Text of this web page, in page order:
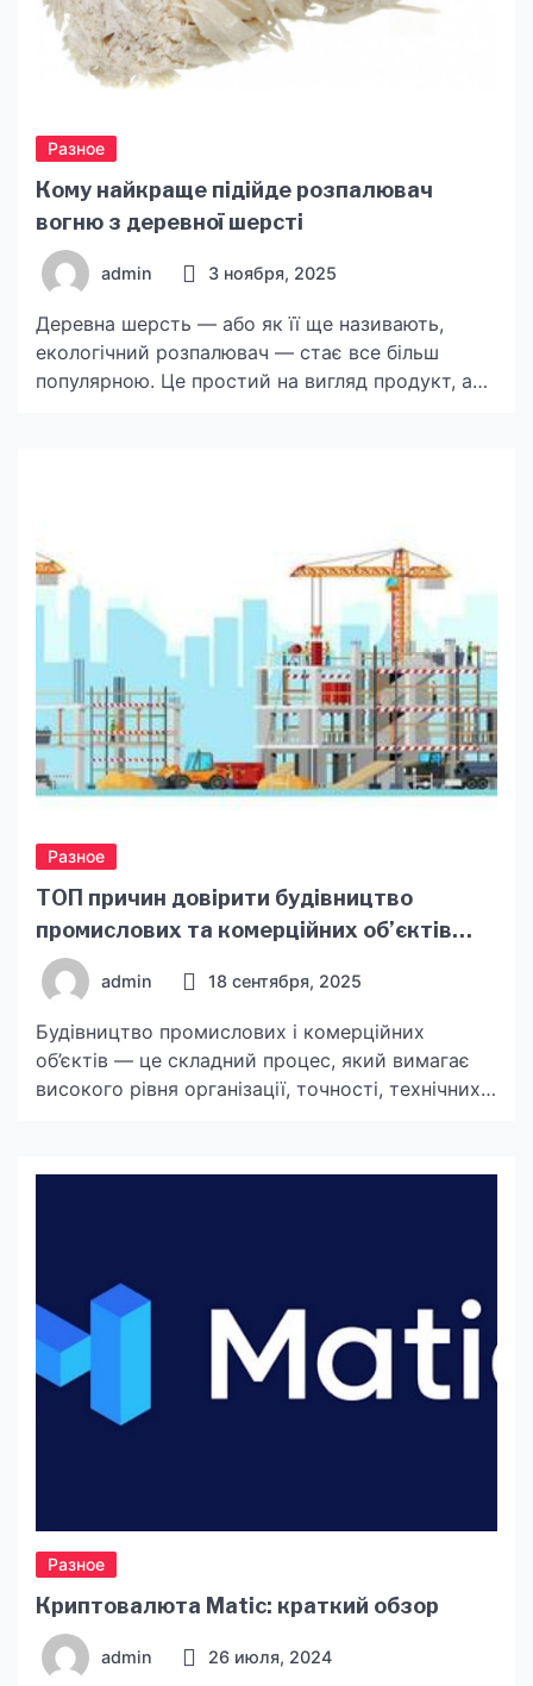
Разное
Кому найкраще підійде розпалювач
вогню з деревної шерсті
admin 3 ноября, 2025
Деревна шерсть — або як її ще називають,
екологічний розпалювач — стає все більш
популярною. Це простий на вигляд продукт, але
ж вона підійде найкраще? Туристам і
мандрівникам Для тих, […]
Разное
ТОП причин довірити будівництво
промислових та комерційних об’єктів
досвідченим фахівцям
admin 18 сентября, 2025
Будівництво промислових і комерційних
об’єктів — це складний процес, який вимагає
високого рівня організації, точності, технічних
рішення». Тут кожна помилка може коштувати
варто ризикувати […]
Разное
Криптовалюта Matic: краткий обзор
admin 26 июля, 2024